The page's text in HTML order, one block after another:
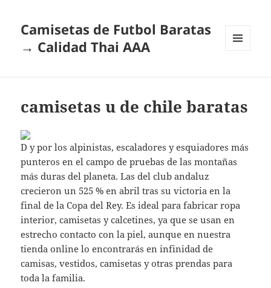
Camisetas de Futbol Baratas
→ Calidad Thai AAA
camisetas u de chile baratas
D y por los alpinistas, escaladores y esquiadores más
punteros en el campo de pruebas de las montañas
más duras del planeta. Las del club andaluz
crecieron un 525 % en abril tras su victoria en la
final de la Copa del Rey. Es ideal para fabricar ropa
interior, camisetas y calcetines, ya que se usan en
estrecho contacto con la piel, aunque en nuestra
tienda online lo encontrarás en infinidad de
camisas, vestidos, camisetas y otras prendas para
toda la familia.